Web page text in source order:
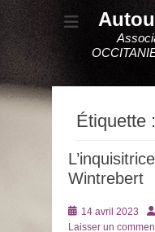
Étiquette :
Wintrebert
Posté
le
14 avril 2023
Laisser un